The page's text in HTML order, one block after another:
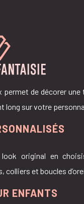
permet de décorer une
long sur votre
look original en
colliers et boucles
ENFANTS